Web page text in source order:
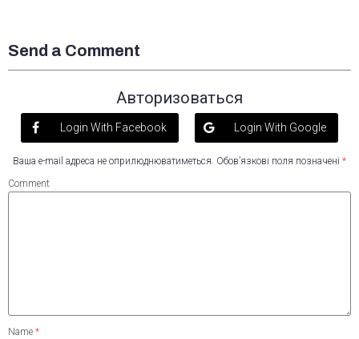
Send a Comment
Авторизоваться
Login With Facebook Login With Google
Ваша e-mail адреса не оприлюднюватиметься. Обов’язкові поля позначені *
Comment
Name *